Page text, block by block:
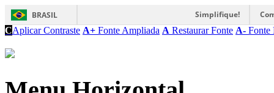
BRASIL Simplifique!
CAplicar Contraste A+ Fonte Ampliada A Restaurar Fonte A- Fonte